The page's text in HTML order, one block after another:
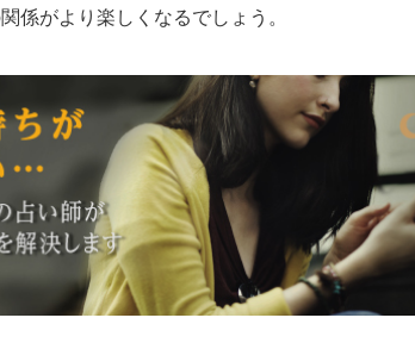
係がより楽しくなるでしょう。